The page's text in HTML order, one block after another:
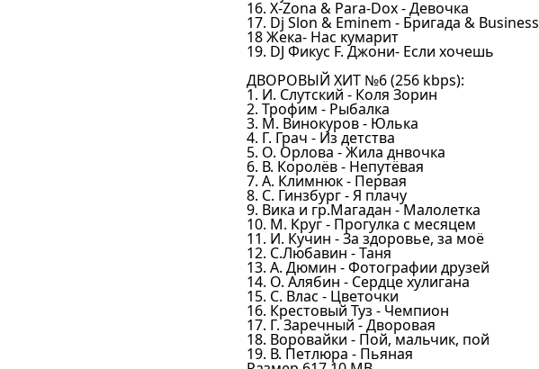
16. X-Zona & Para-Dox - Девочка
17. Dj Slon & Eminem - Бригада & Business
18 Жека- Нас кумарит
19. DJ Фикус F. Джони- Если хочешь
ДВОРОВЫЙ ХИТ №6 (256 kbps):
1. И. Слутский - Коля Зорин
2. Трофим - Рыбалка
3. М. Винокуров - Юлька
4. Г. Грач - Из детства
5. О. Орлова - Жила днвочка
6. В. Королёв - Непутёвая
7. А. Климнюк - Первая
8. С. Гинзбург - Я плачу
9. Вика и гр.Магадан - Малолетка
10. М. Круг - Прогулка с месяцем
11. И. Кучин - За здоровье, за моё
12. С.Любавин - Таня
13. А. Дюмин - Фотографии друзей
14. О. Алябин - Сердце хулигана
15. С. Влас - Цветочки
16. Крестовый Туз - Чемпион
17. Г. Заречный - Дворовая
18. Воровайки - Пой, мальчик, пой
19. В. Петлюра - Пьяная